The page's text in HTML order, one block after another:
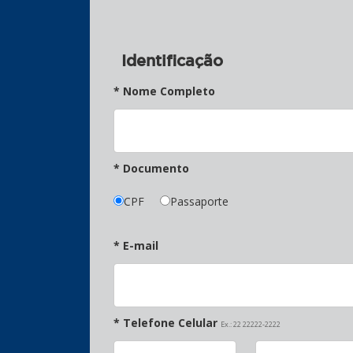
Identificação
* Nome Completo
* Documento
CPF Passaporte
* E-mail
* Telefone Celular Ex.: 22 22222-2222